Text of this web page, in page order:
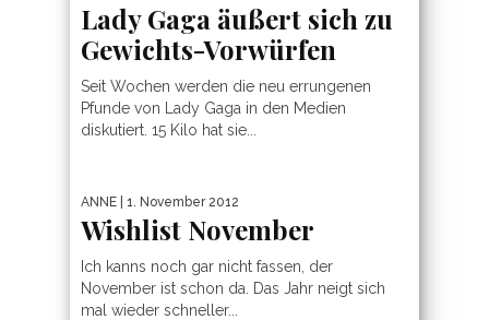
Lady Gaga äußert sich zu
Gewichts-Vorwürfen
Seit Wochen werden die neu errungenen
Pfunde von Lady Gaga in den Medien
diskutiert. 15 Kilo hat sie...
ANNE | 1. November 2012
Wishlist November
Ich kanns noch gar nicht fassen, der
November ist schon da. Das Jahr neigt sich
mal wieder schneller...